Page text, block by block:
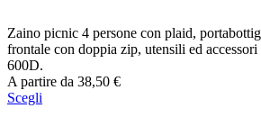
Zaino picnic 4 persone con plaid,
frontale con doppia zip, utensili ed
600D.
A partire da 38,50 €
Scegli